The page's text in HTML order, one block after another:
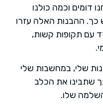
דומים וכמה כולנו
כך. ההבנות האלה עזרו
עם תקופות קשות,
שלי, במחשבות שלי
שתבינו את הכלב
שלו.